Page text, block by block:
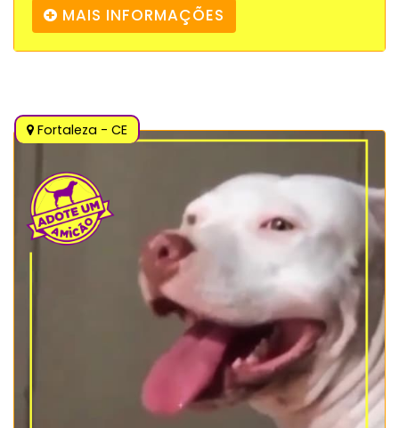
MAIS INFORMAÇÕES
Fortaleza - CE